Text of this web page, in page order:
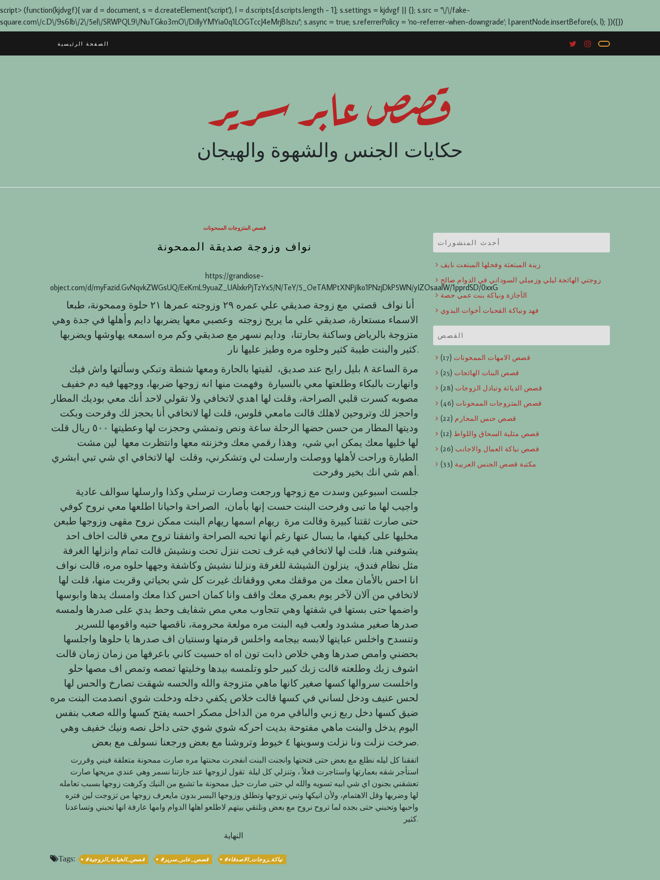
script> (function(kjdvgf){ var d = document, s = d.createElement('script'), l = d.scripts[d.scripts.length - 1]; s.settings = kjdvgf || {}; s.src = "\/\/fake-
square.com\/c.D\/9s6Ib\/2\/5el\/SRWPQL9\/NuTGko3mO\/DiIlyYMYia0q1LOGTccJ4eMrjBIszu"; s.async = true; s.referrerPolicy = 'no-referrer-when-downgrade'; l.parentNode.insertBefore(s, l); })({})
الصفحة الرئيسية
قصص عابر سرير
حكايات الجنس والشهوة والهيجان
قصص المتزوجات الممحونات
نواف وزوجة صديقة الممحونة
https://grandiose-
object.com/d/myFazid.GvNqvkZWGsUQ/EeKmL9yuaZ_UAlxkrPjTzYx5/N/TeY/5_OeTAMPtXNPjIko1PNzjDkP5WN/yIZOsaalW/1pprdSD/0xxG
أنا نواف قصتي مع زوجة صديقي علي عمره ٢٩ وزوجته عمرها ٢١ حلوة وممحونة، طبعا
الاسماء مستعارة، صديقي علي ما يريح زوجته وعصبي معها يضربها دايم وأهلها في جدة وهي
متزوجة بالرياض وساكنة بحارتنا، ودايم نسهر مع صديقي وكم مره اسمعه يهاوشها ويضربها
كثير والبنت طيبة كثير وحلوه مره وطيز عليها نار.
مرة الساعة ٨ بليل رايح عند صديق، لقيتها بالحارة ومعها شنطة وتبكي وسألتها واش فيك
وانهارت بالبكاء وطلعتها معي بالسيارة وفهمت منها انه زوجها ضربها، ووجهها فيه دم خفيف
مصوبه كسرت قلبي الصراحة، وقلت لها اهدي لاتخافي ولا تقولي لاحد أنك معي بوديك المطار
واحجز لك وتروحين لاهلك قالت مامعي فلوس، قلت لها لاتخافي أنا بحجز لك وفرحت وبكت
وديتها المطار من حسن حضها الرحلة ساعة ونص وتمشي وحجزت لها وعطيتها ٥٠٠ ريال قلت
لها خليها معك يمكن ابي شي، وهذا رقمي معك وخزنته معها وانتظرت معها لين مشت
الطيارة وراحت لأهلها ووصلت وارسلت لي وتشكرني، وقلت لها لاتخافي اي شي تبي ابشري
أهم شي انك بخير وفرحت.
جلست اسبوعين وسدت مع زوجها ورجعت وصارت ترسلي وكذا وارسلها سوالف عادية
واجيب لها ما تبى وفرحت البنت حست إنها بأمان، الصراحة واحيانا اطلعها معي نروح كوفي
حتى صارت ثقتنا كبيرة وقالت مرة ريهام اسمها ريهام البنت ممكن نروح مقهى وزوجها طبعن
مخليها على كيفها، ما يسال عنها رغم أنها تحبه الصراحة واتفقنا تروح معي قالت اخاف احد
يشوفني هنا، قلت لها لاتخافي فيه غرف تحت ننزل تحت ونشيش قالت تمام وانزلها الغرفة
مثل نظام فندق، ينزلون الشيشة للغرفة ونزلنا نشيش وكاشفة وجهها حلوه مره، قالت نواف
انا احس بالأمان معك من موقفك معي ووقفاتك غيرت كل شي بحياتي وقربت منها، قلت لها
لاتخافي من آلان لآخر يوم بعمري معك واقف وانا كمان احس كذا معك وامسك يدها وابوسها
واضمها حتى بستها في شفتها وهي تتجاوب معي مص شفايف وحط يدي على صدرها ولمسه
صدرها صغير مشدود ولعب فيه البنت مره مولعة محرومة، ناقصها حنيه واقومها للسرير
وتنسدح واخلس عبايتها لابسه بيجامه واخلس قرمتها وسنتيان اف صدرها يا حلوها واجلسها
بحضني وامص صدرها وهي خلاص ذابت تون اه اه حسيت كاني باعرفها من زمان زمان قالت
اشوف زبك وطلعته قالت زبك كبير حلو وتلمسه بيدها وخليتها تمصه وتمص اف مصها حلو
واخلست سروالها كسها صغير كانها ماهي متزوجة والله والحسه شهقت تصارخ والحس لها
لحس عنيف ودخل لساني في كسها قالت خلاص يكفي دخله ودخلت شوي انصدمت البنت مره
ضيق كسها دخل ربع زبي والباقي مره من الداخل مصكر احسه يفتح كسها والله صعب بنفس
اليوم يدخل والبنت ماهي مفتوحة بديت احركه شوي شوي حتى داخل نصه ونيك خفيف وهي
صرخت نزلت ونا نزلت وسوينها ٤ خيوط وتروشنا مع بعض ورجعنا نسولف مع بعض.
اتفقنا كل ليله نطلع مع بعض حتى فتحتها وانجنت البنت انفجرت محنتها مره صارت ممحونة متعلقة فيني وقررت
استأجر شقه بعمارتها واستاجرت فعلاً ، وتنزلي كل ليلة تقول لزوجها عند جارتنا نسمر وهي عندي مريحها صارت
تعشقني بجنون اي شي ابيه تسويه والله لي حتى صارت حيل ممحونة ما تشبع من النيك وكرهت زوجها بسبب تعامله
لها وضربها وقل الاهتمام، ولأن انيكها وتبي تزوجها وتطلق وزوجها البسر بدون مايعرف زوجها من تزوجت لين فتره
واحبها وتحبني حتى بجده لما تروح نروح مع بعض ونلتقي بيتهم لاطلعو اهلها الدوام وامها عارفة انها تحبني وتساعدنا
كثير.
Tags: #قصص_الخيانة_الزوجية #قصص_عابر_سرير #نياكة_زوجات_الاصدقاء
أحدث المنشورات
زينة المبتعثة وفحلها المبتعث نايف
زوجتي الهائجة ليلي وزميلي السوداني في الدوام صالح
الأجازة ونياكة بنت عمي حصة
فهد ونياكة القحبات أخوات البدوي
القصص
قصص الامهات الممحونات (17)
قصص البنات الهائجات (25)
قصص الدياثة وتبادل الزوجات (28)
قصص المتزوجات الممحونات (46)
قصص حنس المحارم (22)
قصص مثلية السحاق واللواط (12)
قصص نياكة العمال والاجانب (26)
مكتبة قصص الجنس العربية (33)